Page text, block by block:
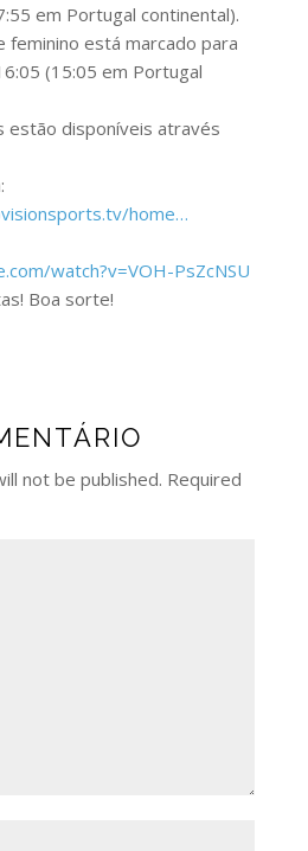
em Portugal continental).
feminino está marcado para
(15:05 em Portugal
estão disponíveis através
home…
watch?v=VOH-PsZcNSU
Boa sorte!
not be published. Required